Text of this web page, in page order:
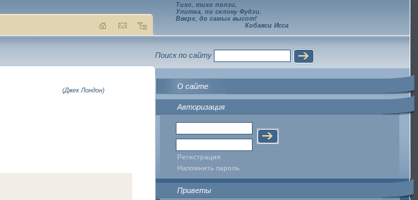
(Джек Лондон)
Тихо, тихо ползи,
Улитка, по склону Фудзи,
Вверх, до самых высот!
Кобаяси Исса
Поиск по сайту
О сайте
Авторизация
Регистрация
Напомнить пароль
Приветы